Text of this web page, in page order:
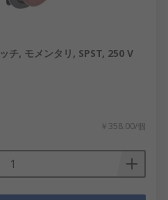
チ, モメンタリ, SPST, 250 V
￥358.00/個